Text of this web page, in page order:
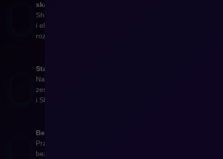
skalowanie
Shopware 6 to system zapewniający headless, API-first
i elastyczne podejście, które daje Ci pełną kontrolę nad
rozwojem e-commerce.
Stałe wsparcie zespołu CREHLER
Na każdym etapie projektu pracujesz z dedykowanym
zespołem, który zna zarówno Twoją starą platformę, jak
i Shopware.
Bezpieczeństwo danych oraz troska o SEO
Przenosimy dane w sposób uporządkowany i
bezpieczny, dbając o strukturę URL-i i zachowanie